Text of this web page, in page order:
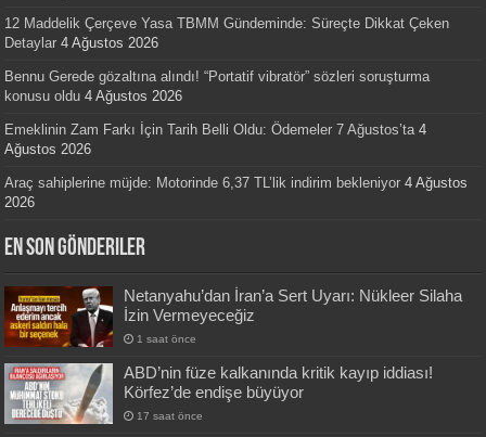
12 Maddelik Çerçeve Yasa TBMM Gündeminde: Süreçte Dikkat Çeken
Detaylar 4 Ağustos 2026
Bennu Gerede gözaltına alındı! “Portatif vibratör” sözleri soruşturma
konusu oldu 4 Ağustos 2026
Emeklinin Zam Farkı İçin Tarih Belli Oldu: Ödemeler 7 Ağustos’ta 4
Ağustos 2026
Araç sahiplerine müjde: Motorinde 6,37 TL’lik indirim bekleniyor 4 Ağustos
2026
En Son Gönderiler
Netanyahu’dan İran’a Sert Uyarı: Nükleer Silaha
İzin Vermeyeceğiz
1 saat önce
ABD’nin füze kalkanında kritik kayıp iddiası!
Körfez’de endişe büyüyor
17 saat önce